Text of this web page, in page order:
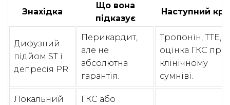
Знахідка
Що вона
підказує
Наступний
Дифузний
підйом ST і
депресія PR
Перикардит,
але не
абсолютна
гарантія.
Тропонін, ТТЕ,
оцінка ГКС при
клінічному
сумніві.
Локальний
ГКС або